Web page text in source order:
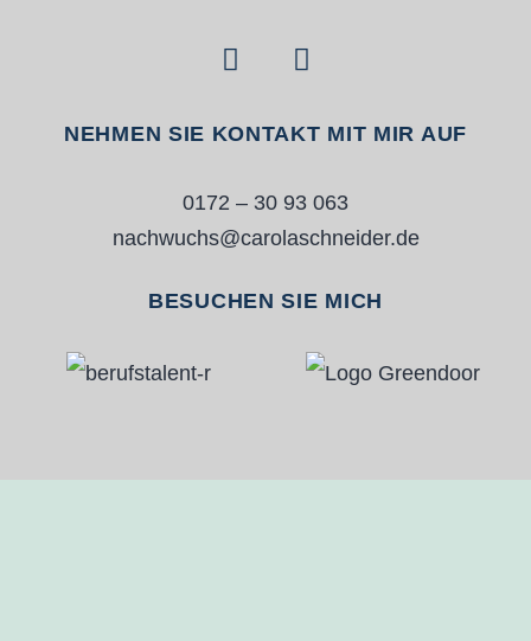
NEHMEN SIE KONTAKT MIT MIR AUF
0172 – 30 93 063
nachwuchs@carolaschneider.de
BESUCHEN SIE MICH